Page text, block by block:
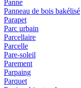
Panne
Panneau de bois bakélisé
Parapet
Parc urbain
Parcellaire
Parcelle
Pare-soleil
Parement
Parpaing
Parquet